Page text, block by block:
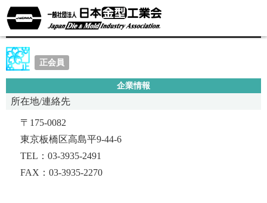
有限会社中野金型彫工舎
正会員
企業情報
所在地/連絡先
〒175-0082
東京板橋区高島平9-44-6
TEL：03-3935-2491
FAX：03-3935-2270